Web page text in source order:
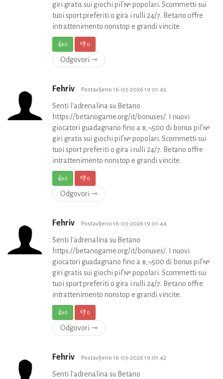
giri gratis sui giochi piГ№ popolari. Scommetti sui
tuoi sport preferiti o gira i rulli 24/7. Betano offre
intrattenimento nonstop e grandi vincite.
👍0 👎0
Odgovori ⇾
Fehriv Postavljeno 16-03-2026 19:01:45
Senti l'adrenalina su Betano
https://betanogame.org/it/bonuses/. I nuovi
giocatori guadagnano fino a в‚¬500 di bonus piГ№
giri gratis sui giochi piГ№ popolari. Scommetti sui
tuoi sport preferiti o gira i rulli 24/7. Betano offre
intrattenimento nonstop e grandi vincite.
👍0 👎0
Odgovori ⇾
Fehriv Postavljeno 16-03-2026 19:01:44
Senti l'adrenalina su Betano
https://betanogame.org/it/bonuses/. I nuovi
giocatori guadagnano fino a в‚¬500 di bonus piГ№
giri gratis sui giochi piГ№ popolari. Scommetti sui
tuoi sport preferiti o gira i rulli 24/7. Betano offre
intrattenimento nonstop e grandi vincite.
👍0 👎0
Odgovori ⇾
Fehriv Postavljeno 16-03-2026 19:01:42
Senti l'adrenalina su Betano